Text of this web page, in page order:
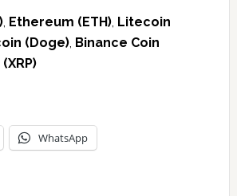
, Ethereum (ETH), Litecoin
(Doge), Binance Coin
WhatsApp